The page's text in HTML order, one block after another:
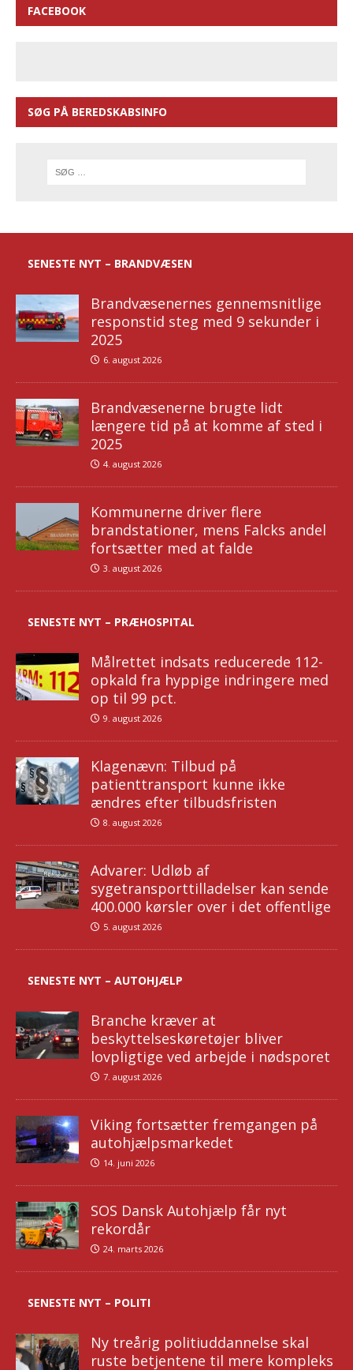
FACEBOOK
SØG PÅ BEREDSKABSINFO
SENESTE NYT – BRANDVÆSEN
Brandvæsenernes gennemsnitlige
responstid steg med 9 sekunder i
2025
6. august 2026
Brandvæsenerne brugte lidt
længere tid på at komme af sted i
2025
4. august 2026
Kommunerne driver flere
brandstationer, mens Falcks andel
fortsætter med at falde
3. august 2026
SENESTE NYT – PRÆHOSPITAL
Målrettet indsats reducerede 112-
opkald fra hyppige indringere med
op til 99 pct.
9. august 2026
Klagenævn: Tilbud på
patienttransport kunne ikke
ændres efter tilbudsfristen
8. august 2026
Advarer: Udløb af
sygetransporttilladelser kan sende
400.000 kørsler over i det offentlige
5. august 2026
SENESTE NYT – AUTOHJÆLP
Branche kræver at
beskyttelseskøretøjer bliver
lovpligtige ved arbejde i nødsporet
7. august 2026
Viking fortsætter fremgangen på
autohjælpsmarkedet
14. juni 2026
SOS Dansk Autohjælp får nyt
rekordår
24. marts 2026
SENESTE NYT – POLITI
Ny treårig politiuddannelse skal
ruste betjentene til mere kompleks